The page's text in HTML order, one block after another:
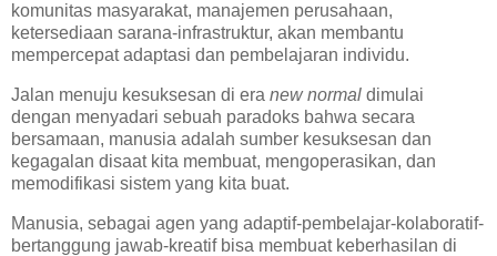
komunitas masyarakat, manajemen perusahaan,
ketersediaan sarana-infrastruktur, akan membantu
mempercepat adaptasi dan pembelajaran individu.
Jalan menuju kesuksesan di era new normal dimulai
dengan menyadari sebuah paradoks bahwa secara
bersamaan, manusia adalah sumber kesuksesan dan
kegagalan disaat kita membuat, mengoperasikan, dan
memodifikasi sistem yang kita buat.
Manusia, sebagai agen yang adaptif-pembelajar-kolaboratif-
bertanggung jawab-kreatif bisa membuat keberhasilan di